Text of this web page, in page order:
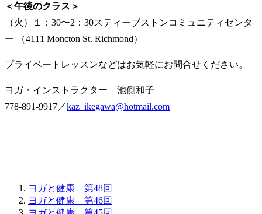
＜午後のクラス＞
（火）１：30〜2：30スティーブストンコミュニティセンタ
ー （4111 Moncton St. Richmond）
プライベートレッスンなどはお気軽にお問合せください。
ヨガ・インストラクター 池側和子
778-891-9917／kaz_ikegawa@hotmail.com
ヨガと健康 第48回
ヨガと健康 第46回